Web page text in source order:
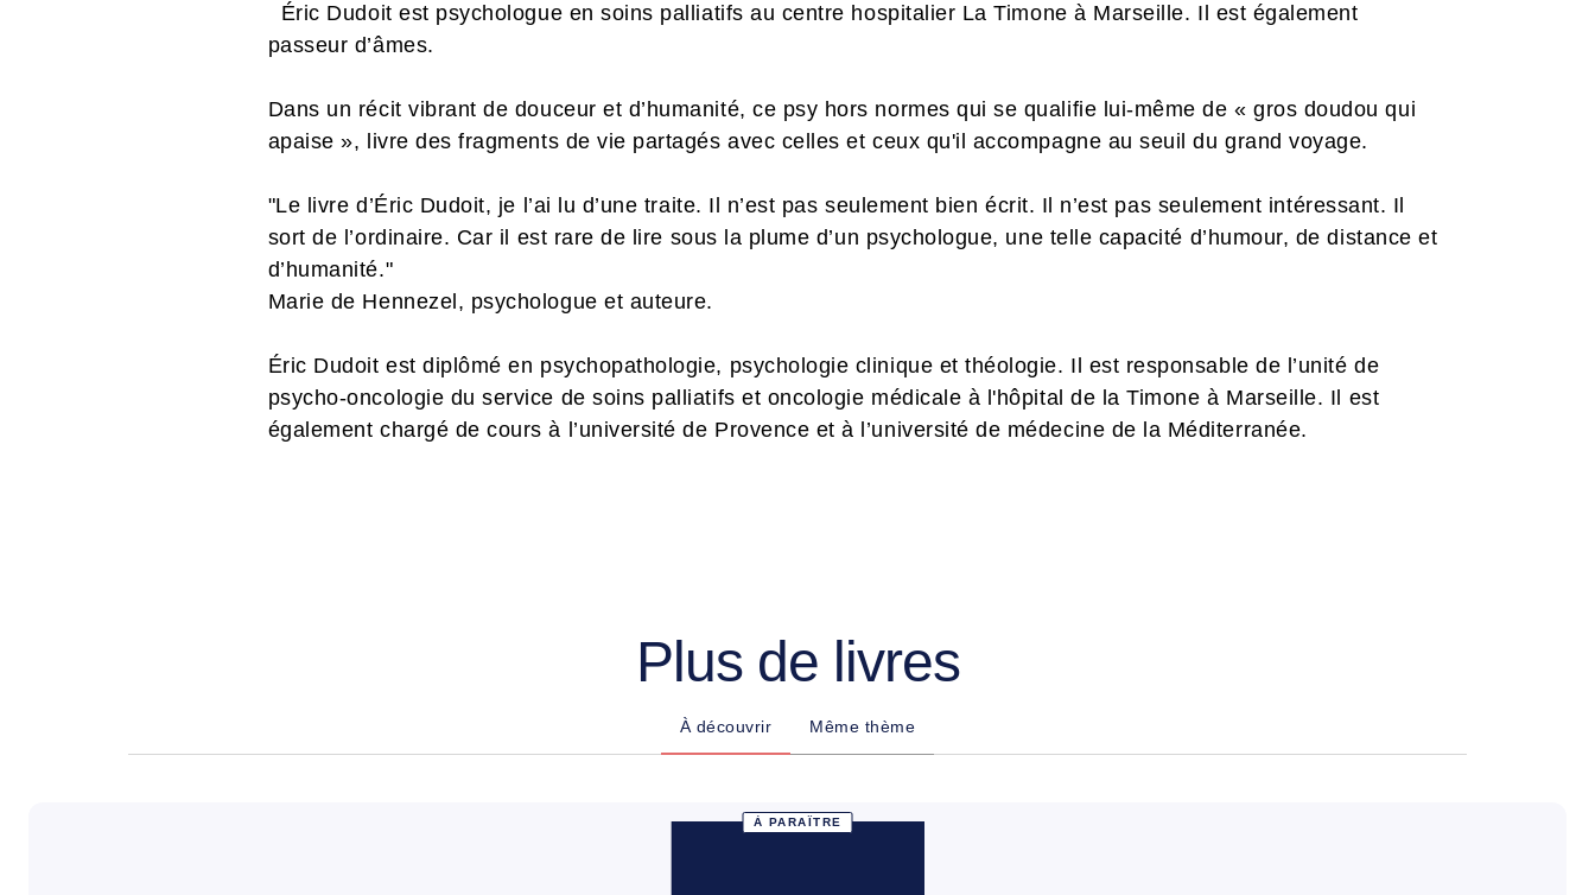
Éric Dudoit est psychologue en soins palliatifs au centre hospitalier La Timone à Marseille. Il est également
passeur d’âmes.
Dans un récit vibrant de douceur et d’humanité, ce psy hors normes qui se qualifie lui-même de « gros doudou qui
apaise », livre des fragments de vie partagés avec celles et ceux qu'il accompagne au seuil du grand voyage.
"Le livre d’Éric Dudoit, je l’ai lu d’une traite. Il n’est pas seulement bien écrit. Il n’est pas seulement intéressant. Il
sort de l’ordinaire. Car il est rare de lire sous la plume d’un psychologue, une telle capacité d’humour, de distance et
d’humanité."
Marie de Hennezel, psychologue et auteure.
Éric Dudoit est diplômé en psychopathologie, psychologie clinique et théologie. Il est responsable de l’unité de
psycho-oncologie du service de soins palliatifs et oncologie médicale à l'hôpital de la Timone à Marseille. Il est
également chargé de cours à l’université de Provence et à l’université de médecine de la Méditerranée.
Plus de livres
À découvrir Même thème
À PARAÎTRE